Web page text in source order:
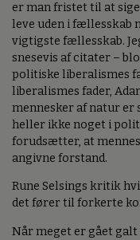
er man fristet til at
leve uden i fællesskab
vigtigste fællesskab.
snesevis af citater –
politiske liberalismes
liberalismes fader,
mennesker af natur er
heller ikke noget i
forudsætter, at
angivne forstand.
Rune Selsings kritik
det fører til forkerte
Når meget er gået